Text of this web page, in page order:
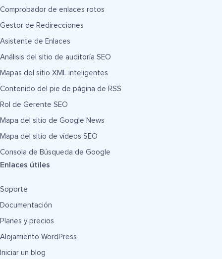
Comprobador de enlaces rotos
Gestor de Redirecciones
Asistente de Enlaces
Análisis del sitio de auditoría SEO
Mapas del sitio XML inteligentes
Contenido del pie de página de RSS
Rol de Gerente SEO
Mapa del sitio de Google News
Mapa del sitio de vídeos SEO
Consola de Búsqueda de Google
Enlaces útiles
Soporte
Documentación
Planes y precios
Alojamiento WordPress
Iniciar un blog